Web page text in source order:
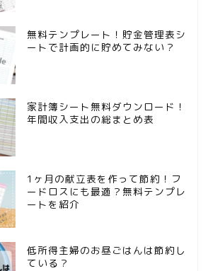
無料テンプレート！貯金管理表シ
ートで計画的に貯めてみない？
家計簿シート無料ダウンロード！
年間収入支出の総まとめ表
1ヶ月の献立表を作って節約！フ
ードロスにも最適？無料テンプレ
ートを紹介
低所得主婦のお昼ごはんは節約し
ている？